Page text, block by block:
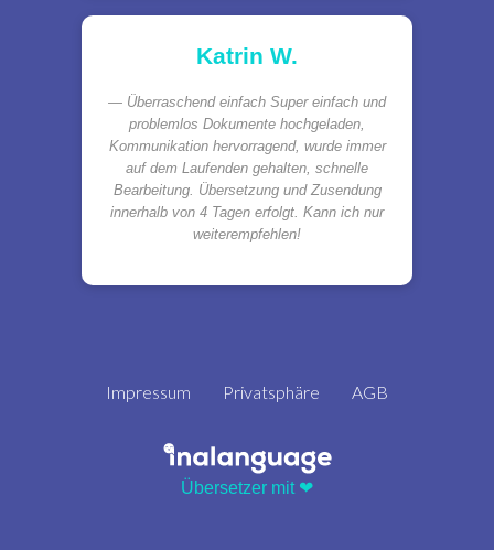
Katrin W.
Überraschend einfach Super einfach und
problemlos Dokumente hochgeladen,
Kommunikation hervorragend, wurde immer
auf dem Laufenden gehalten, schnelle
Bearbeitung. Übersetzung und Zusendung
innerhalb von 4 Tagen erfolgt. Kann ich nur
weiterempfehlen!
Impressum Privatsphäre AGB
Übersetzer mit ❤